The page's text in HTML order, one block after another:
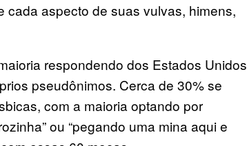
aspecto de suas vulvas, himens,
respondendo dos Estados Unidos
pseudônimos. Cerca de 30% se
com a maioria optando por
ou “pegando uma mina aqui e